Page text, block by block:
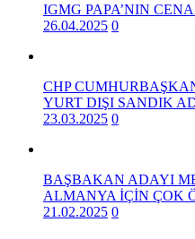
IGMG PAPA’NIN
26.04.2025 0
CHP
YURT DIŞI SANDIK
23.03.2025 0
BAŞBAKAN ADAYI
ALMANYA İÇİN ÇOK
21.02.2025 0